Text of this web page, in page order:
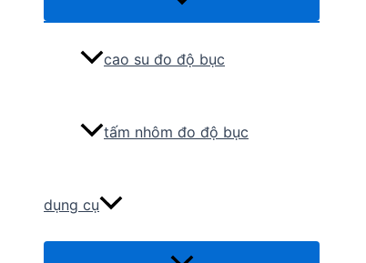
cao su đo độ bục
tấm nhôm đo độ bục
dụng cụ